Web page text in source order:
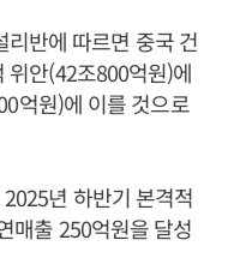
반에 따르면 중국 건
안(42조800억원)에
억원)에 이를 것으로
년 하반기 본격적
매출 250억원을 달성